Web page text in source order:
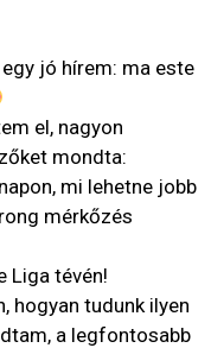
jó hírem: ma este
el, nagyon
mondta:
mi lehetne jobb
mérkőzés
Liga tévén!
hogyan tudunk ilyen
a legfontosabb